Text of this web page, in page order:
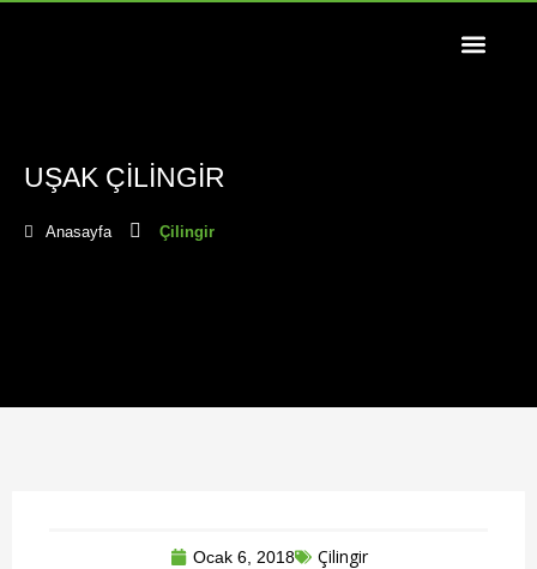
UŞAK ÇILINGIR
Anasayfa Çilingir
Ocak 6, 2018 Çilingir